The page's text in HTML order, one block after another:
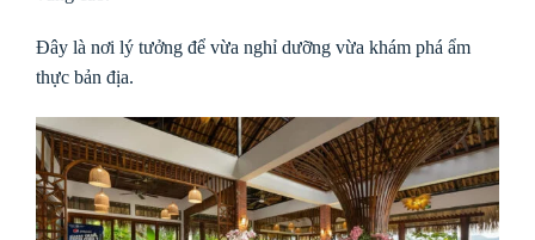
Đây là nơi lý tưởng để vừa nghỉ dưỡng vừa khám phá ẩm
thực bản địa.